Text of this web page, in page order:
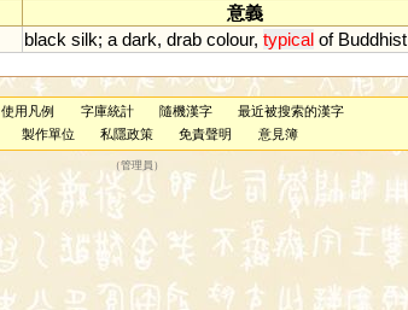
意義
black silk; a dark, drab colour, typical of Buddhist
使用凡例 字庫統計 隨機漢字
最近被搜索的漢字
製作單位 私隱政策 免責聲明 意見簿
（管理員 ）